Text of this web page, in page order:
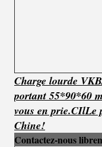
Charge lourde
portant 55*90*60
vous en prie.CIlLe
Chine!
Contactez-nous